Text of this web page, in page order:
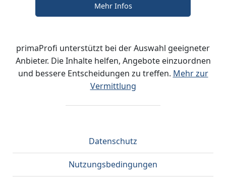
Mehr Infos
primaProfi unterstützt bei der Auswahl geeigneter
Anbieter. Die Inhalte helfen, Angebote einzuordnen
und bessere Entscheidungen zu treffen. Mehr zur
Vermittlung
Datenschutz
Nutzungsbedingungen